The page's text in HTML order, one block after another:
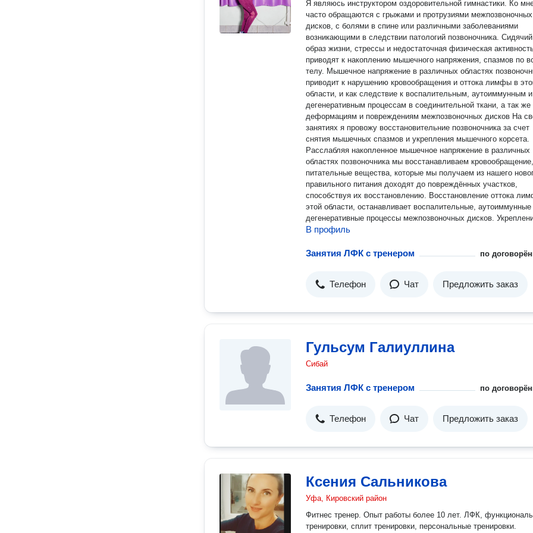
Я являюсь инструктором оздоровительной гимнастики. Ко
часто обращаются с грыжами и протрузиями межпозвоночных
дисков, с болями в спине или различными заболеваниями
возникающими в следствии патологий позвоночника. Сидячий
образ жизни, стрессы и недостаточная физическая
приводят к накоплению мышечного напряжения, спазмов по
телу. Мышечное напряжение в различных областях
приводит к нарушению кровообращения и оттока лимфы в
области, и как следствие к воспалительным, аутоиммунным и
дегенеративным процессам в соединительной ткани, а так же
деформациям и повреждениям межпозвоночных дисков На своих
занятиях я провожу восстановительние позвоночника за счет
снятия мышечных спазмов и укрепления мышечного корсета.
Расслабляя накопленное мышечное напряжение в различных
областях позвоночника мы восстанавливаем
питательные вещества, которые мы получаем из нашего
правильного питания доходят до повреждённых участков,
способствуя их восстановлению. Восстановление оттока
этой области, останавливает воспалительные, аутоиммунные
дегенеративные процессы межпозвоночных дисков. Укреплением
мышечного корсета снимаются боли и формируется
В профиль
Занятия ЛФК с тренером по
Телефон Чат Предложить заказ
Гульсум Галиуллина
Сибай
Занятия ЛФК с тренером по
Телефон Чат Предложить заказ
Ксения Сальникова
Уфа, Кировский район
Фитнес тренер. Опыт работы более 10 лет. ЛФК,
тренировки, сплит тренировки, персональные тренировки.